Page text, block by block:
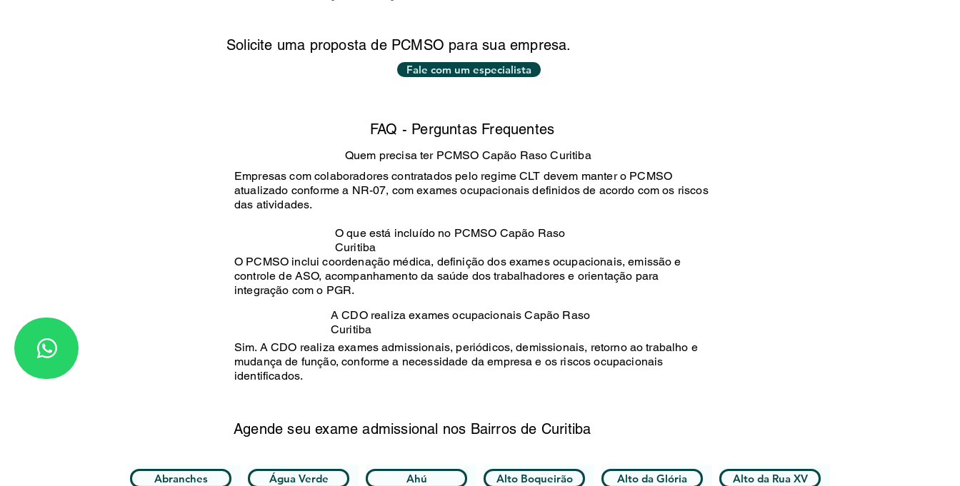
Solicite uma proposta de PCMSO para sua empresa.
Fale com um especialista
FAQ - Perguntas Frequentes
Quem precisa ter PCMSO Capão Raso Curitiba
Empresas com colaboradores contratados pelo regime CLT devem manter o PCMSO
atualizado conforme a NR-07, com exames ocupacionais definidos de acordo com os riscos
das atividades.
O que está incluído no PCMSO Capão Raso
Curitiba
O PCMSO inclui coordenação médica, definição dos exames ocupacionais, emissão e
controle de ASO, acompanhamento da saúde dos trabalhadores e orientação para
integração com o PGR.
A CDO realiza exames ocupacionais Capão Raso
Curitiba
Sim. A CDO realiza exames admissionais, periódicos, demissionais, retorno ao trabalho e
mudança de função, conforme a necessidade da empresa e os riscos ocupacionais
identificados.
Agende seu exame admissional nos Bairros de Curitiba
Abranches Água Verde Ahú Alto Boqueirão Alto da Glória Alto da Rua XV